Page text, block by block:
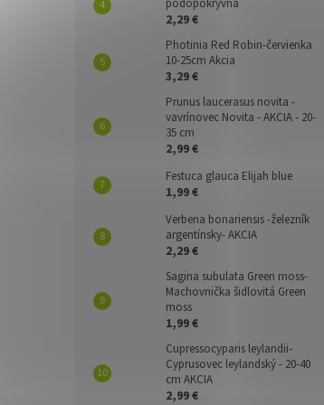
pôdopokryvná
2,29 €
Photinia Red Robin-červienka
10-25cm Akcia
3,29 €
Prunus laucerasus novita -
vavrínovec Novita - AKCIA - 20-
35 cm
2,99 €
Festuca glauca Elijah blue
1,99 €
Verbena bonariensis -železník
argentínsky- AKCIA
2,29 €
Sagina subulata Green moss-
Machovnička šidlovitá Green
moss
1,99 €
Cupressocyparis leylandii-
Cyprusovec leylandský - 20-40
cm AKCIA
2,99 €